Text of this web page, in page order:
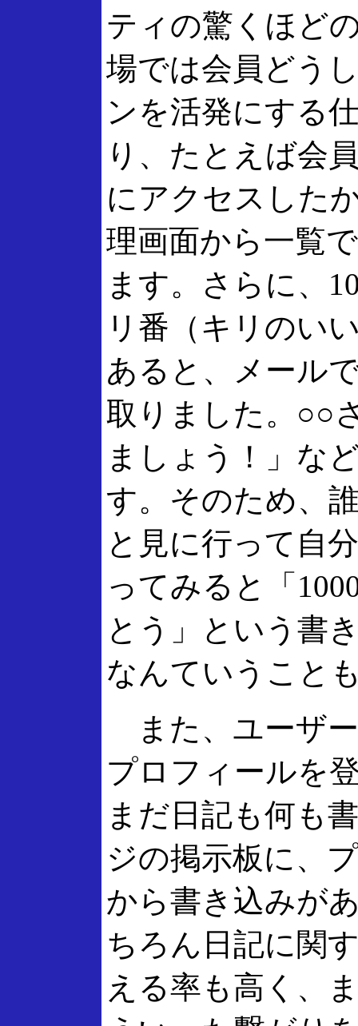
ティの驚くほど
場では会員どう
ンを活発にする
り、たとえば会
にアクセスした
理画面から一覧
ます。さらに、
リ番（キリのい
あると、メール
取りました。○○
ましょう！」な
す。そのため、
と見に行って自
ってみると「
とう」という書
なんていうこと
また、ユーザ
プロフィールを
まだ日記も何も
ジの掲示板に、
から書き込みが
ちろん日記に関
える率も高く、